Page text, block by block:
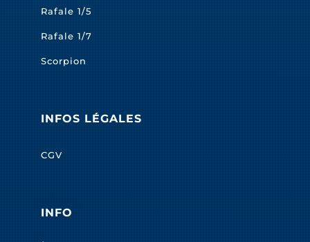
Rafale 1/5
Rafale 1/7
Scorpion
INFOS LÉGALES
CGV
INFO